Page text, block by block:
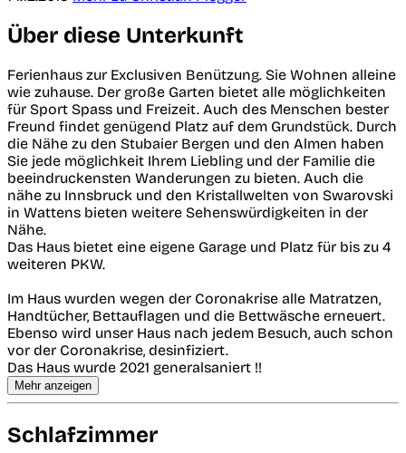
Über diese Unterkunft
Ferienhaus zur Exclusiven Benützung. Sie Wohnen alleine
wie zuhause. Der große Garten bietet alle möglichkeiten
für Sport Spass und Freizeit. Auch des Menschen bester
Freund findet genügend Platz auf dem Grundstück. Durch
die Nähe zu den Stubaier Bergen und den Almen haben
Sie jede möglichkeit Ihrem Liebling und der Familie die
beeindruckensten Wanderungen zu bieten. Auch die
nähe zu Innsbruck und den Kristallwelten von Swarovski
in Wattens bieten weitere Sehenswürdigkeiten in der
Nähe.
Das Haus bietet eine eigene Garage und Platz für bis zu 4
weiteren PKW.
Im Haus wurden wegen der Coronakrise alle Matratzen,
Handtücher, Bettauflagen und die Bettwäsche erneuert.
Ebenso wird unser Haus nach jedem Besuch, auch schon
vor der Coronakrise, desinfiziert.
Das Haus wurde 2021 generalsaniert !!
Mehr anzeigen
Schlafzimmer